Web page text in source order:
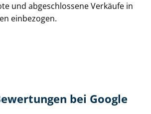
und abgeschlossene Verkäufe in
einbezogen.
bei Google